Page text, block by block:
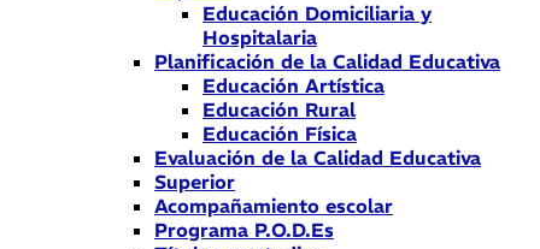
Educación Domiciliaria y
Hospitalaria
Planificación de la Calidad Educativa
Educación Artística
Educación Rural
Educación Física
Evaluación de la Calidad Educativa
Superior
Acompañamiento escolar
Programa P.O.D.Es